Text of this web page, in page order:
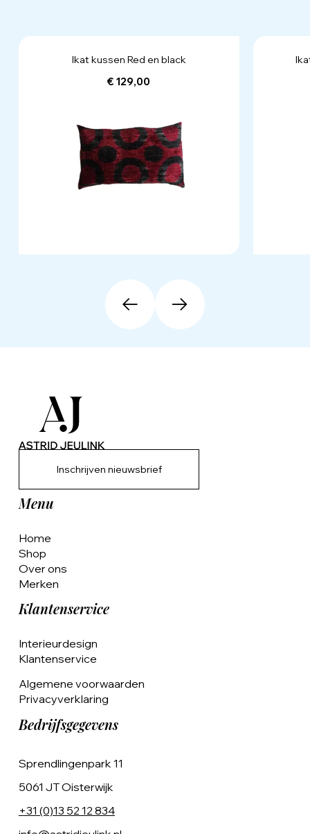
Ikat kussen Red en black
€ 129,00
Inschrijven nieuwsbrief
Menu
Home
Shop
Over ons
Merken
Klantenservice
Interieurdesign
Klantenservice
Algemene voorwaarden
Privacyverklaring
Bedrijfsgegevens
Sprendlingenpark 11
5061 JT Oisterwijk
+31 (0)13 52 12 834